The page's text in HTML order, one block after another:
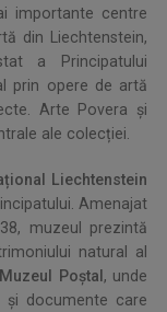
importante centre
din Liechtenstein,
a Principatului
prin opere de artă
Arte Povera și
ale colecției.
Liechtenstein
Amenajat
muzeul prezintă
natural al
Muzeul Poștal , unde
și documente care